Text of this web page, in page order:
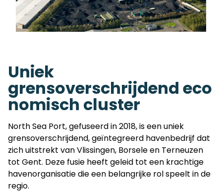
Uniek
grensoverschrijdend eco
nomisch cluster
North Sea Port, gefuseerd in 2018, is een uniek
grensoverschrijdend, geïntegreerd havenbedrijf dat
zich uitstrekt van Vlissingen, Borsele en Terneuzen
tot Gent. Deze fusie heeft geleid tot een krachtige
havenorganisatie die een belangrijke rol speelt in de
regio.